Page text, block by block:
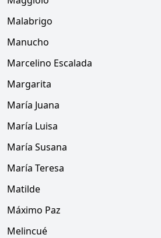
Malabrigo
Manucho
Marcelino Escalada
Margarita
María Juana
María Luisa
María Susana
María Teresa
Matilde
Máximo Paz
Melincué